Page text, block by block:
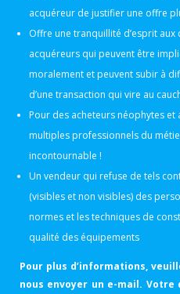
acquéreur de justifier une offre
Offre une tranquillité d’esprit
acquéreurs qui peuvent être
moralement et peuvent subir à
d’une transaction qui vire au
Pour des acheteurs néophytes
multiples professionnels du
incontournable !
Un vendeur qui refuse de tels
(visibles et non visibles) des
normes et les techniques de
qualité des équipements
Pour plus d’informations,
nous envoyer un e-mail.